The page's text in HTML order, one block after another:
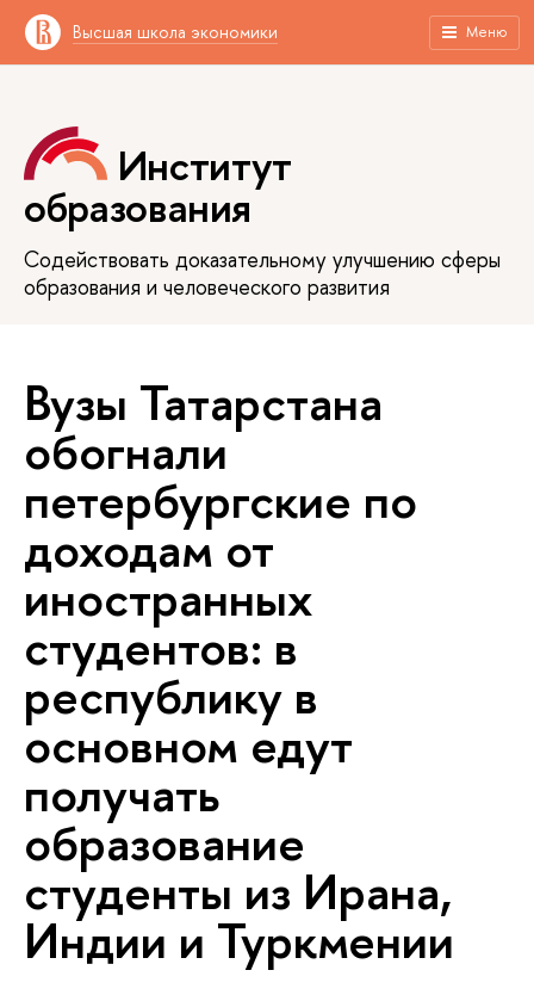
Высшая школа экономики Меню
Институт
образования
Содействовать доказательному улучшению сферы
образования и человеческого развития
Вузы Татарстана
обогнали
петербургские по
доходам от
иностранных
студентов: в
республику в
основном едут
получать
образование
студенты из Ирана,
Индии и Туркмении